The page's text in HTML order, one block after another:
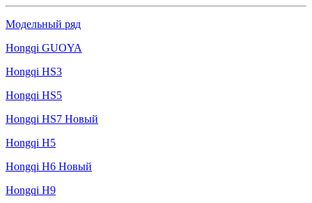
Модельный ряд
Hongqi GUOYA
Hongqi HS3
Hongqi HS5
Hongqi HS7 Новый
Hongqi H5
Hongqi H6 Новый
Hongqi H9